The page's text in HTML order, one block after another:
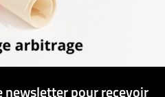
newsletter pour recevoir